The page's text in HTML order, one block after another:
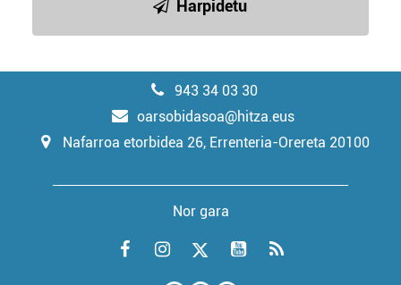
Harpidetu
943 34 03 30
oarsobidasoa@hitza.eus
Nafarroa etorbidea 26, Errenteria-Orereta 20100
Nor gara